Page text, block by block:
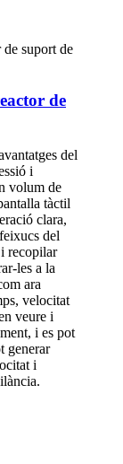
de
del
i
volum de
tàctil
clara,
del
recopilar
les a la
ara
velocitat
veure i
i es pot
generar
i